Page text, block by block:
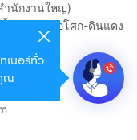
เนอร์ทั่ว
ณ
ำนักงานใหญ่)
น 22 ถนนอโศก-ดินแดง
ง